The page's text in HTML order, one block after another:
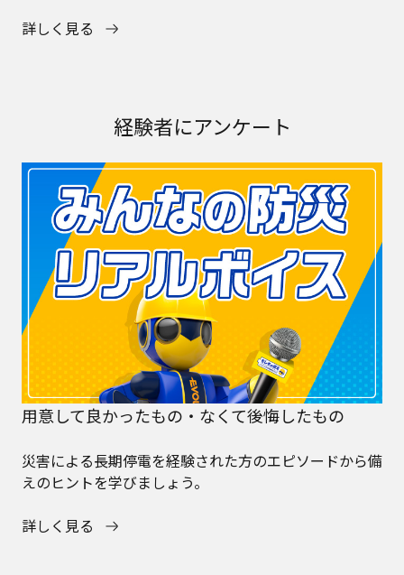
詳しく見る
経験者にアンケート
用意して良かったもの・なくて後悔したもの
災害による長期停電を経験された方のエピソードから備
えのヒントを学びましょう。
詳しく見る